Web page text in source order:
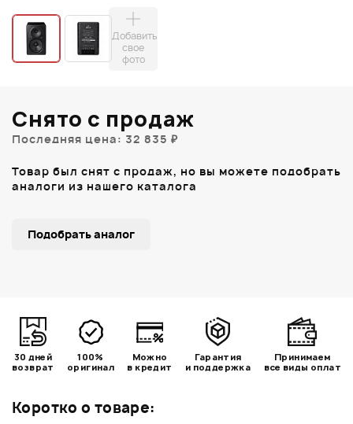
Добавить
свое
фото
Коротко о товаре:
Снято с продаж
Последняя цена: 32 835 ₽
Товар был снят с продаж, но вы можете подобрать
аналоги из нашего каталога
Подобрать аналог
30 дней
возврат
100%
оригинал
Можно
в кредит
Гарантия
и поддержка
Принимаем
все виды оплат